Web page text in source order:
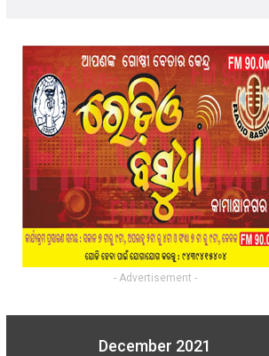
- Advertisement -
December 2021